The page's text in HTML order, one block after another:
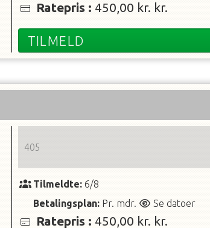
Ratepris : 450,00 kr. kr.
TILMELD
405
Tilmeldte: 6/8
Betalingsplan: Pr. mdr. Se datoer
Ratepris : 450,00 kr. kr.